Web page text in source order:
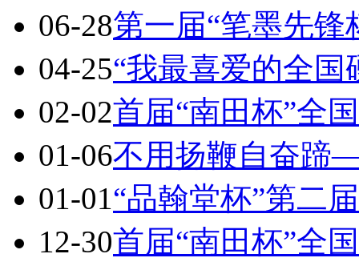
06-28第一届“笔墨先
04-25“我最喜爱的全
02-02首届“南田杯”全
01-06不用扬鞭自奋
01-01“品翰堂杯”第二
12-30首届“南田杯”全